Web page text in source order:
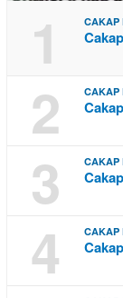
1 CAKAP
2 CAKAP
3 CAKAP
4 CAKAP